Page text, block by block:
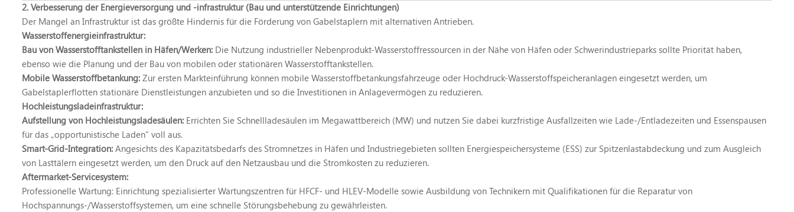
2. Verbesserung der Energieversorgung und -infrastruktur (Bau und unterstützende Einrichtungen)
Der Mangel an Infrastruktur ist das größte Hindernis für die Förderung von Gabelstaplern mit alternativen Antrieben.
Wasserstoffenergieinfrastruktur:
Bau von Wasserstofftankstellen in Häfen/Werken: Die Nutzung industrieller Nebenprodukt-Wasserstoffressourcen in der Nähe von Häfen oder Schwerindustrieparks sollte Priorität haben,
ebenso wie die Planung und der Bau von mobilen oder stationären Wasserstofftankstellen.
Mobile Wasserstoffbetankung: Zur ersten Markteinführung können mobile Wasserstoffbetankungsfahrzeuge oder Hochdruck-Wasserstoffspeicheranlagen eingesetzt werden, um
Gabelstaplerflotten stationäre Dienstleistungen anzubieten und so die Investitionen in Anlagevermögen zu reduzieren.
Hochleistungsladeinfrastruktur:
Aufstellung von Hochleistungsladesäulen: Errichten Sie Schnellladesäulen im Megawattbereich (MW) und nutzen Sie dabei kurzfristige Ausfallzeiten wie Lade-/Entladezeiten und Essenspausen
für das „opportunistische Laden“ voll aus.
Smart-Grid-Integration: Angesichts des Kapazitätsbedarfs des Stromnetzes in Häfen und Industriegebieten sollten Energiespeichersysteme (ESS) zur Spitzenlastabdeckung und zum Ausgleich
von Lasttälern eingesetzt werden, um den Druck auf den Netzausbau und die Stromkosten zu reduzieren.
Aftermarket-Servicesystem:
Professionelle Wartung: Einrichtung spezialisierter Wartungszentren für HFCF- und HLEV-Modelle sowie Ausbildung von Technikern mit Qualifikationen für die Reparatur von
Hochspannungs-/Wasserstoffsystemen, um eine schnelle Störungsbehebung zu gewährleisten.